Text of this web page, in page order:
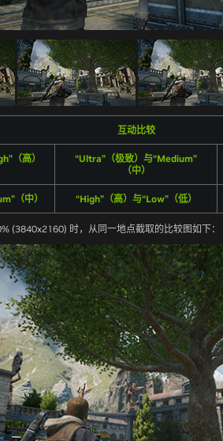
互动比较
（高）
“Ultra”（极致）与“Medium”
（中）
（中） “High”（高）与“Low”（低）
(3840x2160) 时，从同一地点截取的比较图如下：